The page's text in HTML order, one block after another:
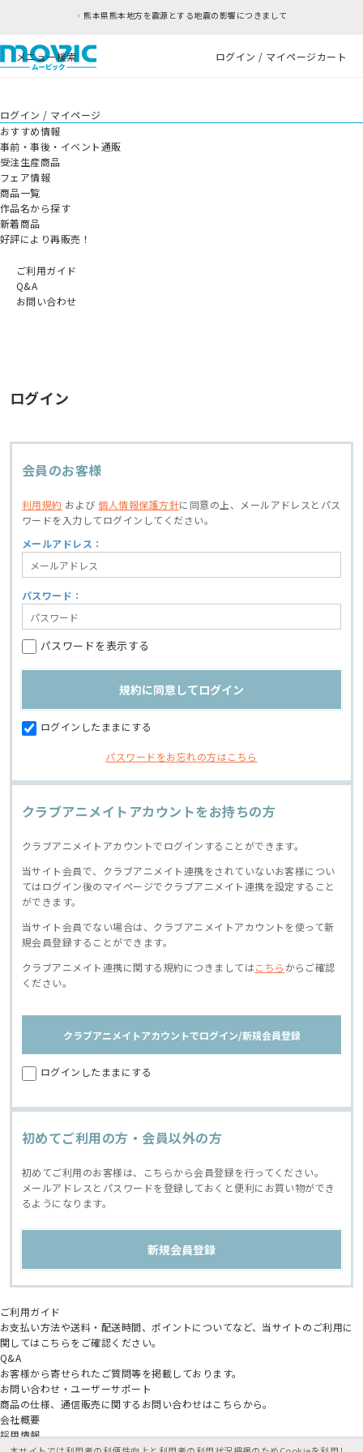
熊本県熊本地方を震源とする地震の影響につきまして
メニュー検索 ログイン / マイページカート
ログイン / マイページ
おすすめ情報
事前・事後・イベント通販
受注生産商品
フェア情報
商品一覧
作品名から探す
新着商品
好評により再販売！
ご利用ガイド
Q&A
お問い合わせ
ログイン
会員のお客様
利用規約 および個人情報保護方針に同意の上、
メールアドレスとパス
ワードを入力してログインしてください。
メールアドレス：
パスワード：
パスワードを表示する
ログインしたままにする
パスワードをお忘れの方はこちら
クラブアニメイトアカウントをお持ちの方
クラブアニメイトアカウントでログインすることができます。
当サイト会員で、クラブアニメイト連携をされていないお客様につい
てはログイン後のマイページでクラブアニメイト連携を設定すること
ができます。
当サイト会員でない場合は、クラブアニメイトアカウントを使って新
規会員登録することができます。
クラブアニメイト連携に関する規約につきましてはこちら からご確認
ください。
クラブアニメイトアカウントでログイン/新規会員登録
ログインしたままにする
初めてご利用の方・会員以外の方
初めてご利用のお客様は、こちらから会員登録を行ってください。
メールアドレスとパスワードを登録しておくと便利にお買い物ができ
るようになります。
ご利用ガイド
お支払い方法や送料・配送時間、ポイントについてなど、当サイトのご利用に
関してはこちらをご確認ください。
Q&A
お客様から寄せられたご質問等を掲載しております。
お問い合わせ・ユーザーサポート
商品の仕様、通信販売に関するお問い合わせはこちらから。
会社概要
採用情報